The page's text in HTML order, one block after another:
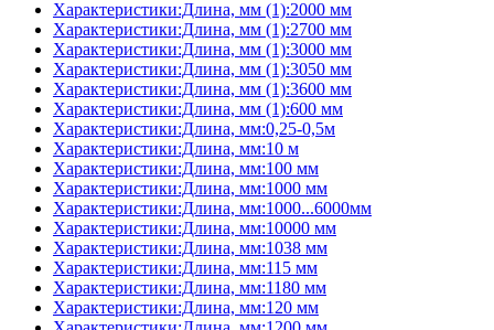
Характеристики:Длина, мм (1):2000 мм
Характеристики:Длина, мм (1):2700 мм
Характеристики:Длина, мм (1):3000 мм
Характеристики:Длина, мм (1):3050 мм
Характеристики:Длина, мм (1):3600 мм
Характеристики:Длина, мм (1):600 мм
Характеристики:Длина, мм:0,25-0,5м
Характеристики:Длина, мм:10 м
Характеристики:Длина, мм:100 мм
Характеристики:Длина, мм:1000 мм
Характеристики:Длина, мм:1000...6000мм
Характеристики:Длина, мм:10000 мм
Характеристики:Длина, мм:1038 мм
Характеристики:Длина, мм:115 мм
Характеристики:Длина, мм:1180 мм
Характеристики:Длина, мм:120 мм